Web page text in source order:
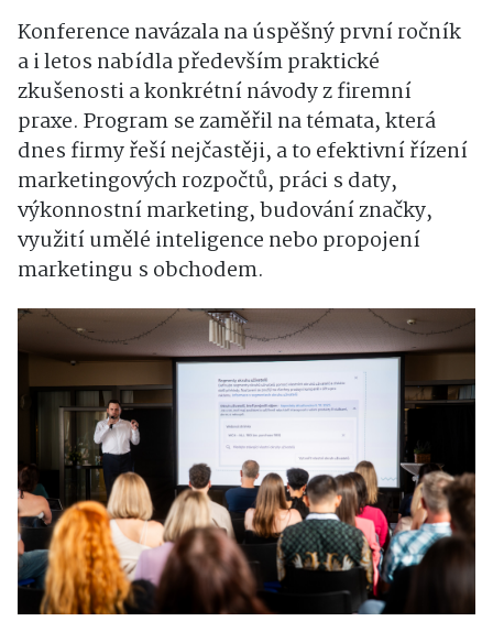
Konference navázala na úspěšný první ročník
a i letos nabídla především praktické
zkušenosti a konkrétní návody z firemní
praxe. Program se zaměřil na témata, která
dnes firmy řeší nejčastěji, a to efektivní řízení
marketingových rozpočtů, práci s daty,
výkonnostní marketing, budování značky,
využití umělé inteligence nebo propojení
marketingu s obchodem.